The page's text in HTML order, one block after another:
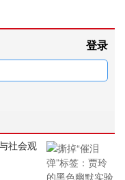
登录
社会观